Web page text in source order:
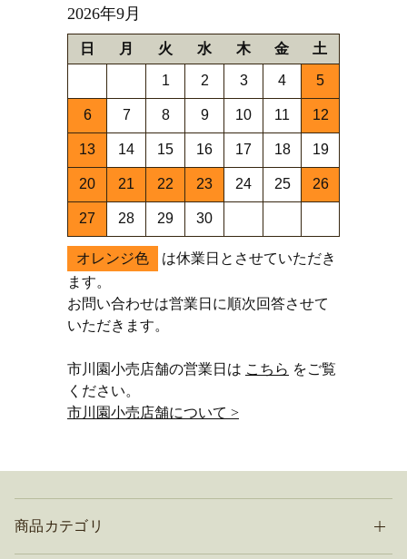
2026年9月
日 月 火 水 木 金 土
1 2 3 4 5
6 7 8 9 10 11 12
13 14 15 16 17 18 19
20 21 22 23 24 25 26
27 28 29 30
オレンジ色
は休業日とさせていただき
ます。
お問い合わせは営業日に順次回答させて
いただきます。
市川園小売店舗の営業日は こちら をご覧
ください。
市川園小売店舗について >
商品カテゴリ